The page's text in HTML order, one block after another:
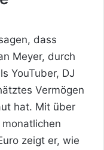
dass
Meyer, durch
YouTuber, DJ
Vermögen
hat. Mit über
zeigt er, wie